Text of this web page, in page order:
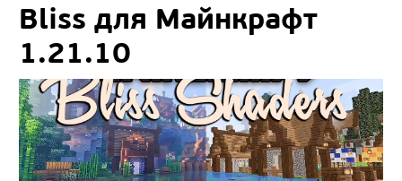
Bliss для Майнкрафт
1.21.10